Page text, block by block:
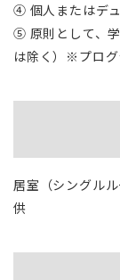
④ 個人またはデ
⑤ 原則として、
は除く）※プログ
居室（シングル
供